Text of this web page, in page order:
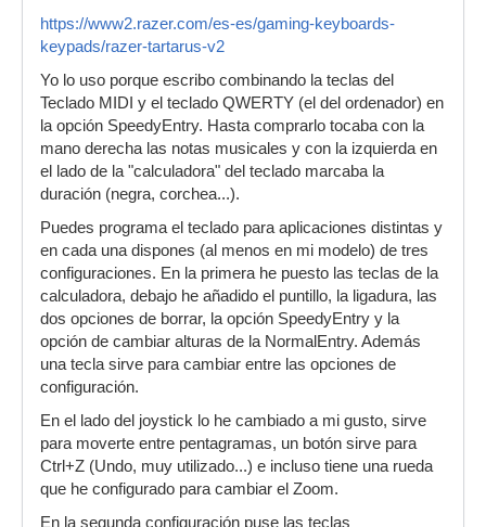
https://www2.razer.com/es-es/gaming-keyboards-
keypads/razer-tartarus-v2
Yo lo uso porque escribo combinando la teclas del
Teclado MIDI y el teclado QWERTY (el del ordenador) en
la opción SpeedyEntry. Hasta comprarlo tocaba con la
mano derecha las notas musicales y con la izquierda en
el lado de la "calculadora" del teclado marcaba la
duración (negra, corchea...).
Puedes programa el teclado para aplicaciones distintas y
en cada una dispones (al menos en mi modelo) de tres
configuraciones. En la primera he puesto las teclas de la
calculadora, debajo he añadido el puntillo, la ligadura, las
dos opciones de borrar, la opción SpeedyEntry y la
opción de cambiar alturas de la NormalEntry. Además
una tecla sirve para cambiar entre las opciones de
configuración.
En el lado del joystick lo he cambiado a mi gusto, sirve
para moverte entre pentagramas, un botón sirve para
Ctrl+Z (Undo, muy utilizado...) e incluso tiene una rueda
que he configurado para cambiar el Zoom.
En la segunda configuración puse las teclas